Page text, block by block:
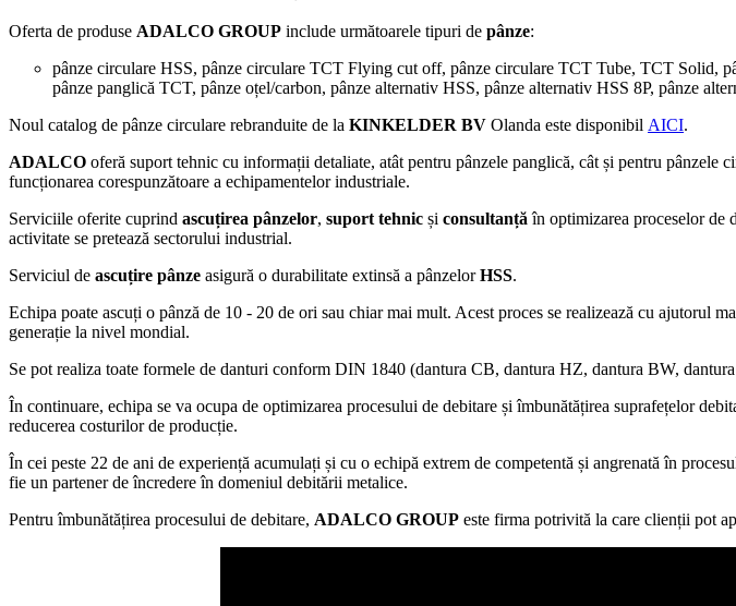
Oferta de produse ADALCO GROUP include următoarele tipuri de pânze:
pânze circulare HSS, pânze circulare TCT Flying cut off, pânze circulare TCT Tube, TCT Solid,
pânze panglică TCT, pânze oțel/carbon, pânze alternativ HSS, pânze alternativ HSS 8P, pânze
Noul catalog de pânze circulare rebranduite de la KINKELDER BV Olanda este disponibil AICI.
ADALCO oferă suport tehnic cu informații detaliate, atât pentru pânzele panglică, cât și pentru pânzele
funcționarea corespunzătoare a echipamentelor industriale.
Serviciile oferite cuprind ascuțirea pânzelor, suport tehnic și consultanță în optimizarea proceselor de
activitate se pretează sectorului industrial.
Serviciul de ascuțire pânze asigură o durabilitate extinsă a pânzelorHSS.
Echipa poate ascuți o pânză de 10 - 20 de ori sau chiar mai mult. Acest proces se realizează cu ajutorul
generație la nivel mondial.
Se pot realiza toate formele de danturi conform DIN 1840 (dantura CB, dantura HZ, dantura BW,
În continuare, echipa se va ocupa de optimizarea procesului de debitare și îmbunătățirea suprafețelor
reducerea costurilor de producție.
În cei peste 22 de ani de experiență acumulați și cu o echipă extrem de competentă și angrenată în
fie un partener de încredere în domeniul debitării metalice.
Pentru îmbunătățirea procesului de debitare, ADALCO GROUP este firma potrivită la care clienții pot